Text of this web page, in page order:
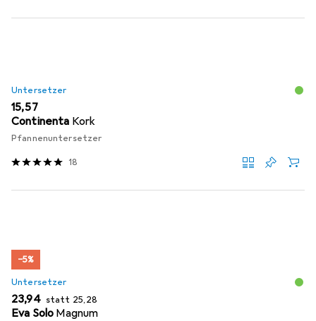
Untersetzer
EUR
15,57
Continenta Kork
Pfannenuntersetzer
18
−5%
Untersetzer
EUR
23,94 statt EUR
25,28
Eva Solo Magnum